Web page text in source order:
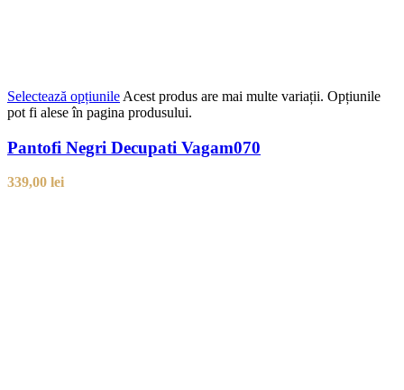
Selectează opțiunile Acest produs are mai multe variații. Opțiunile
pot fi alese în pagina produsului.
Pantofi Negri Decupati Vagam070
339,00 lei